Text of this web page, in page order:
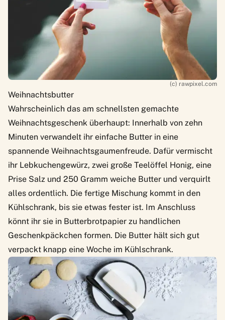
(c) rawpixel.com
Weihnachtsbutter
Wahrscheinlich das am schnellsten gemachte
Weihnachtsgeschenk überhaupt: Innerhalb von zehn
Minuten verwandelt ihr einfache Butter in eine
spannende Weihnachtsgaumenfreude. Dafür vermischt
ihr Lebkuchengewürz, zwei große Teelöffel Honig, eine
Prise Salz und 250 Gramm weiche Butter und verquirlt
alles ordentlich. Die fertige Mischung kommt in den
Kühlschrank, bis sie etwas fester ist. Im Anschluss
könnt ihr sie in Butterbrotpapier zu handlichen
Geschenkpäckchen formen. Die Butter hält sich gut
verpackt knapp eine Woche im Kühlschrank.